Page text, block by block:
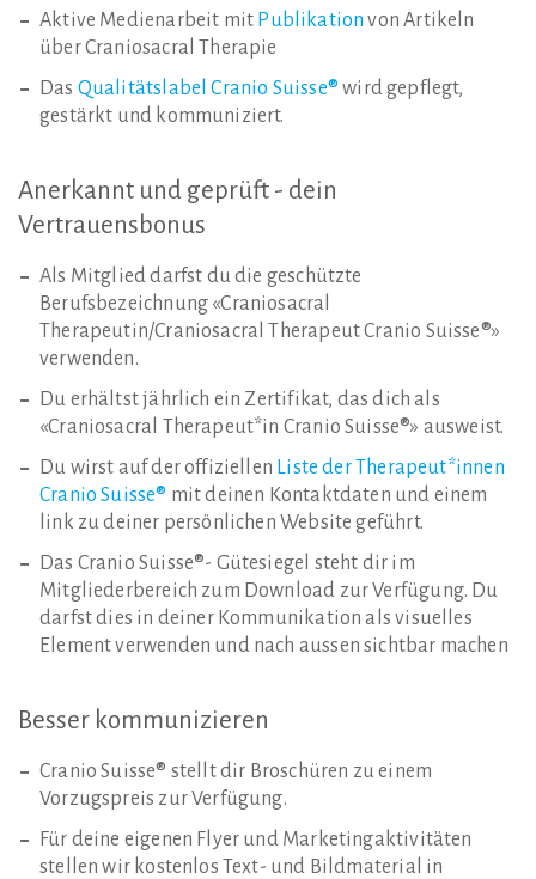
Aktive Medienarbeit mit Publikation von Artikeln
über Craniosacral Therapie
Das Qualitätslabel Cranio Suisse® wird gepflegt,
gestärkt und kommuniziert.
Anerkannt und geprüft - dein
Vertrauensbonus
Als Mitglied darfst du die geschützte
Berufsbezeichnung «Craniosacral
Therapeutin/Craniosacral Therapeut Cranio Suisse®»
verwenden.
Du erhältst jährlich ein Zertifikat, das dich als
«Craniosacral Therapeut*in Cranio Suisse®» ausweist.
Du wirst auf der offiziellen Liste der Therapeut*innen
Cranio Suisse® mit deinen Kontaktdaten und einem
link zu deiner persönlichen Website geführt.
Das Cranio Suisse®- Gütesiegel steht dir im
Mitgliederbereich zum Download zur Verfügung. Du
darfst dies in deiner Kommunikation als visuelles
Element verwenden und nach aussen sichtbar machen
Besser kommunizieren
Cranio Suisse® stellt dir Broschüren zu einem
Vorzugspreis zur Verfügung.
Für deine eigenen Flyer und Marketingaktivitäten
stellen wir kostenlos Text- und Bildmaterial in